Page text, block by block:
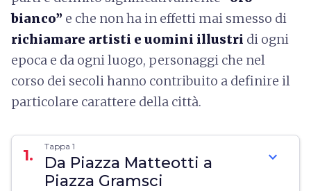
bianco” e che non ha in effetti mai smesso di
richiamare artisti e uomini illustri di ogni
epoca e da ogni luogo, personaggi che nel
corso dei secoli hanno contribuito a definire il
particolare carattere della città.
1. Tappa 1
Da Piazza Matteotti a
Piazza Gramsci
expand_more